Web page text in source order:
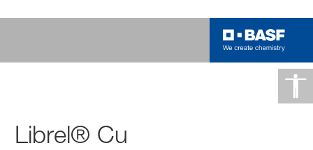
Librel® Cu